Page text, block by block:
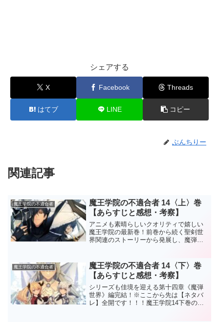
シェアする
X Facebook Threads
はてブ LINE コピー
ぶんちりー
関連記事
魔王学院の不適合者
魔王学院の不適合者 14〈上〉巻
【あらすじと感想・考察】
アニメも素晴らしいクオリティで嬉しい
魔王学院の最新巻！前巻から続く聖剣世
界関連のストーリーから発展し、魔弾世
す！！！魔王学院14上巻のストーリー亡
くなったハイフォリアの前聖...
魔王学院の不適合者
魔王学院の不適合者 14〈下〉巻
【あらすじと感想・考察】
シリーズも佳境を迎える第十四章《魔弾
世界》編完結！※ここから先は【ネタバ
レ】全開です！！！魔王学院14下巻のス